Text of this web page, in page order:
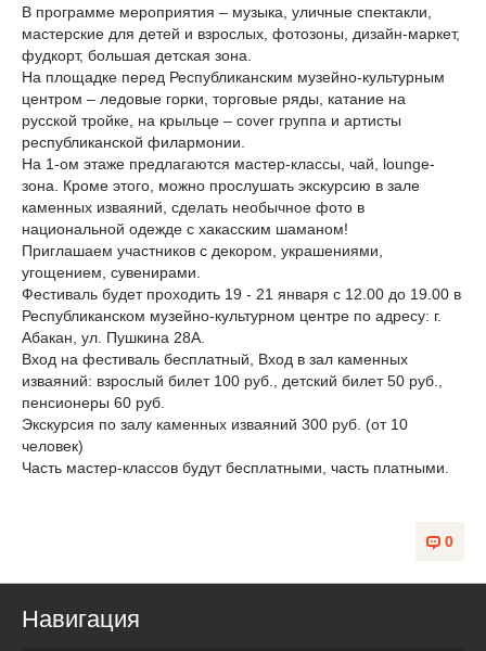
В программе мероприятия – музыка, уличные спектакли,
мастерские для детей и взрослых, фотозоны, дизайн-маркет,
фудкорт, большая детская зона.
На площадке перед Республиканским музейно-культурным
центром – ледовые горки, торговые ряды, катание на
русской тройке, на крыльце – cover группа и артисты
республиканской филармонии.
На 1-ом этаже предлагаются мастер-классы, чай, lounge-
зона. Кроме этого, можно прослушать экскурсию в зале
каменных изваяний, сделать необычное фото в
национальной одежде с хакасским шаманом!
Приглашаем участников с декором, украшениями,
угощением, сувенирами.
Фестиваль будет проходить 19 - 21 января с 12.00 до 19.00 в
Республиканском музейно-культурном центре по адресу: г.
Абакан, ул. Пушкина 28А.
Вход на фестиваль бесплатный, Вход в зал каменных
изваяний: взрослый билет 100 руб., детский билет 50 руб.,
пенсионеры 60 руб.
Экскурсия по залу каменных изваяний 300 руб. (от 10
человек)
Часть мастер-классов будут бесплатными, часть платными.
0
Навигация